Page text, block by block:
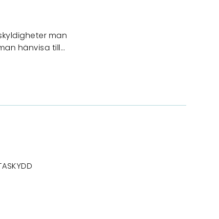
man
hänvisa till…